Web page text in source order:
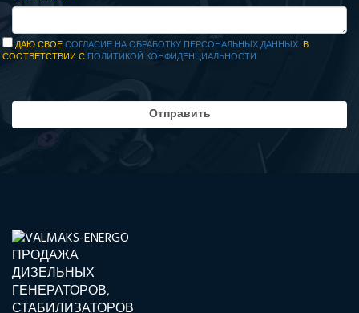
ДАЮ СВОЕСОГЛАСИЕ НА ОБРАБОТКУ ПЕРСОНАЛЬНЫХ ДАННЫХ В
СООТВЕТСТВИИ С ПОЛИТИКОЙ КОНФИДЕНЦИАЛЬНОСТИ